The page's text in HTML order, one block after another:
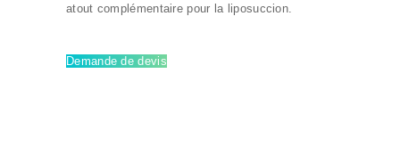
atout complémentaire pour la liposuccion.
Demande de devis